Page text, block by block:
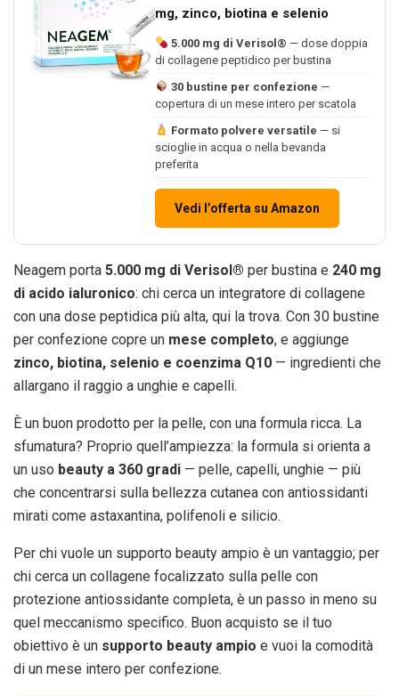
mg, zinco, biotina e selenio
5.000 mg di Verisol® — dose doppia
di collagene peptidico per bustina
30 bustine per confezione —
copertura di un mese intero per scatola
Formato polvere versatile — si
scioglie in acqua o nella bevanda
preferita
Vedi l’offerta su Amazon
Neagem porta 5.000 mg di Verisol® per bustina e 240 mg
di acido ialuronico: chi cerca un integratore di collagene
con una dose peptidica più alta, qui la trova. Con 30 bustine
per confezione copre un mese completo, e aggiunge
zinco, biotina, selenio e coenzima Q10 — ingredienti che
allargano il raggio a unghie e capelli.
È un buon prodotto per la pelle, con una formula ricca. La
sfumatura? Proprio quell’ampiezza: la formula si orienta a
un uso beauty a 360 gradi — pelle, capelli, unghie — più
che concentrarsi sulla bellezza cutanea con antiossidanti
mirati come astaxantina, polifenoli e silicio.
Per chi vuole un supporto beauty ampio è un vantaggio; per
chi cerca un collagene focalizzato sulla pelle con
protezione antiossidante completa, è un passo in meno su
quel meccanismo specifico. Buon acquisto se il tuo
obiettivo è un supporto beauty ampio e vuoi la comodità
di un mese intero per confezione.